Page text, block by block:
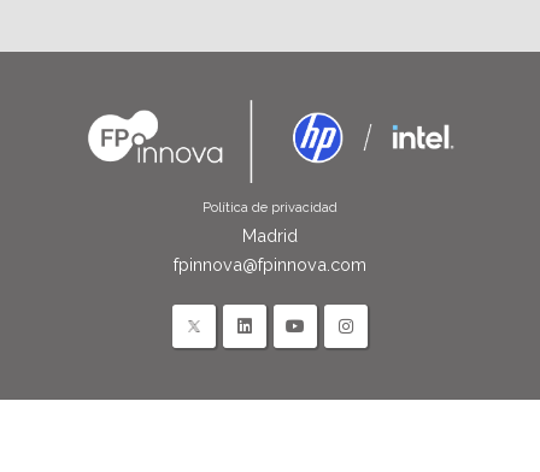
Política de privacidad
Madrid
fpinnova@fpinnova.com